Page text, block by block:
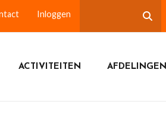
Inloggen
ACTIVITEITEN AFDELINGEN